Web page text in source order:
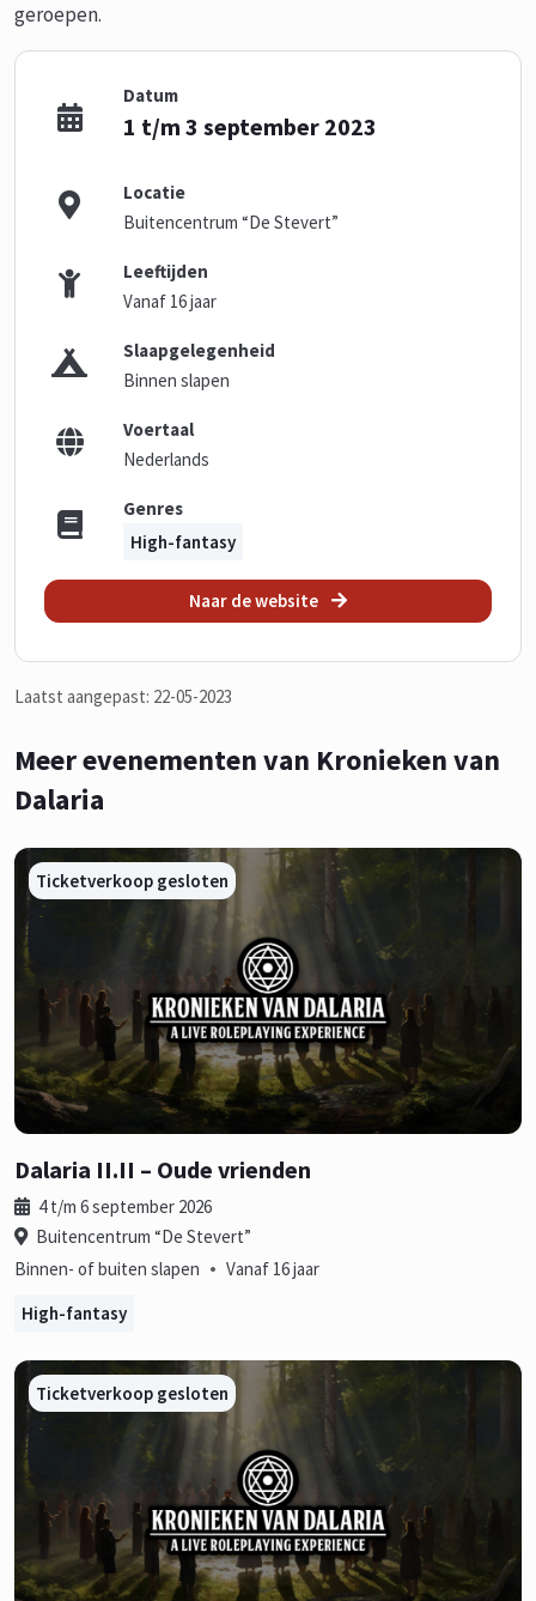
geroepen.
Datum
1 t/m 3 september 2023
Locatie
Buitencentrum “De Stevert”
Leeftijden
Vanaf 16 jaar
Slaapgelegenheid
Binnen slapen
Voertaal
Nederlands
Genres
High-fantasy
Naar de website
Laatst aangepast: 22-05-2023
Meer evenementen van Kronieken van
Dalaria
Ticketverkoop gesloten
Dalaria II.II – Oude vrienden
4 t/m 6 september 2026
Buitencentrum “De Stevert”
Binnen- of buiten slapen • Vanaf 16 jaar
High-fantasy
Ticketverkoop gesloten